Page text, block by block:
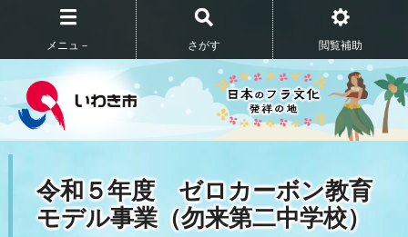
メニュ－ さがす 閲覧補助
令和５年度 ゼロカーボン教育
モデル事業（勿来第二中学校）